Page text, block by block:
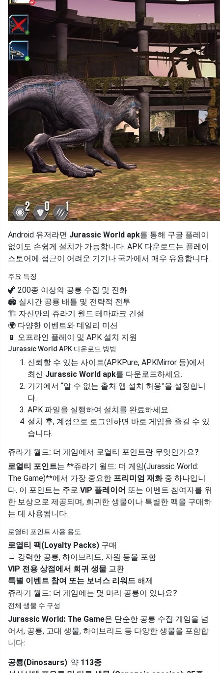
Android 유저라면 Jurassic World apk를 통해 구글 플레이
없이도 손쉽게 설치가 가능합니다. APK 다운로드는 플레이
스토어에 접근이 어려운 기기나 국가에서 매우 유용합니다.
주요 특징
🦖 200종 이상의 공룡 수집 및 진화
🏟️ 실시간 공룡 배틀 및 전략적 전투
🏗️ 자신만의 쥬라기 월드 테마파크 건설
🌍 다양한 이벤트와 데일리 미션
📱 오프라인 플레이 및 APK 설치 지원
Jurassic World APK 다운로드 방법
신뢰할 수 있는 사이트(APKPure, APKMirror 등)에서
최신 Jurassic World apk를 다운로드하세요.
기기에서 “알 수 없는 출처 앱 설치 허용”을 설정합니
다.
APK 파일을 실행하여 설치를 완료하세요.
설치 후, 계정으로 로그인하면 바로 게임을 즐길 수 있
습니다.
쥬라기 월드: 더 게임에서 로열티 포인트란 무엇인가요?
로열티 포인트는 **쥬라기 월드: 더 게임(Jurassic World:
The Game)**에서 가장 중요한 프리미엄 재화중 하나입니
다. 이 포인트는 주로 VIP 플레이어 또는 이벤트 참여자를 위
한 보상으로 제공되며, 희귀한 생물이나 특별한 팩을 구매하
는 데 사용됩니다.
로열티 포인트 사용 용도
로열티 팩(Loyalty Packs) 구매
→ 강력한 공룡, 하이브리드, 자원 등을 포함
VIP 전용 상점에서 희귀 생물 교환
특별 이벤트 참여 또는 보너스 리워드 해제
쥬라기 월드: 더 게임에는 몇 마리 공룡이 있나요?
전체 생물 수 구성
Jurassic World: The Game은 단순한 공룡 수집 게임을 넘
어서, 공룡, 고대 생물, 하이브리드 등 다양한 생물을 포함합
니다:
공룡(Dinosaurs): 약 113종